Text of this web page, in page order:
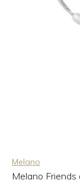
Melano
Melano